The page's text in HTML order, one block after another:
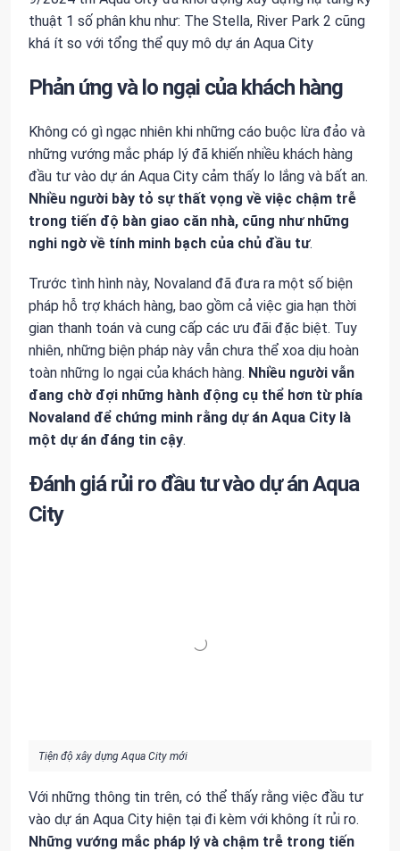
thuật 1 số phân khu như: The Stella, River Park 2 cũng
khá ít so với tổng thể quy mô dự án Aqua City
Phản ứng và lo ngại của khách hàng
Không có gì ngạc nhiên khi những cáo buộc lừa đảo và
những vướng mắc pháp lý đã khiến nhiều khách hàng
đầu tư vào dự án Aqua City cảm thấy lo lắng và bất an.
Nhiều người bày tỏ sự thất vọng về việc chậm trễ
trong tiến độ bàn giao căn nhà, cũng như những
nghi ngờ về tính minh bạch của chủ đầu tư.
Trước tình hình này, Novaland đã đưa ra một số biện
pháp hỗ trợ khách hàng, bao gồm cả việc gia hạn thời
gian thanh toán và cung cấp các ưu đãi đặc biệt. Tuy
nhiên, những biện pháp này vẫn chưa thể xoa dịu hoàn
toàn những lo ngại của khách hàng. Nhiều người vẫn
đang chờ đợi những hành động cụ thể hơn từ phía
Novaland để chứng minh rằng dự án Aqua City là
một dự án đáng tin cậy.
Đánh giá rủi ro đầu tư vào dự án Aqua
City
Tiện độ xây dựng Aqua City mới
Với những thông tin trên, có thể thấy rằng việc đầu tư
vào dự án Aqua City hiện tại đi kèm với không ít rủi ro.
Những vướng mắc pháp lý và chậm trễ trong tiến